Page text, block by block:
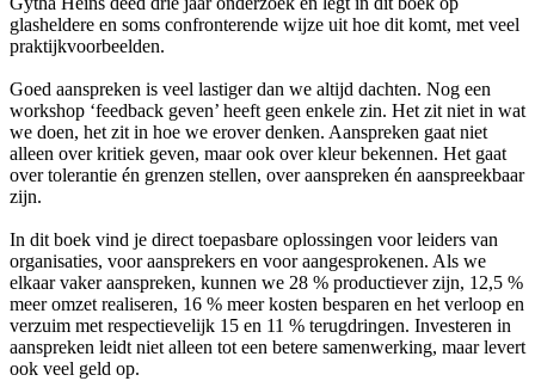
glasheldere en soms confronterende wijze uit hoe dit komt, met veel
praktijkvoorbeelden.
Goed aanspreken is veel lastiger dan we altijd dachten. Nog een
workshop ‘feedback geven’ heeft geen enkele zin. Het zit niet in wat
we doen, het zit in hoe we erover denken. Aanspreken gaat niet
alleen over kritiek geven, maar ook over kleur bekennen. Het gaat
over tolerantie én grenzen stellen, over aanspreken én aanspreekbaar
zijn.
In dit boek vind je direct toepasbare oplossingen voor leiders van
organisaties, voor aansprekers en voor aangesprokenen. Als we
elkaar vaker aanspreken, kunnen we 28 % productiever zijn, 12,5 %
meer omzet realiseren, 16 % meer kosten besparen en het verloop en
verzuim met respectievelijk 15 en 11 % terugdringen. Investeren in
aanspreken leidt niet alleen tot een betere samenwerking, maar levert
ook veel geld op.